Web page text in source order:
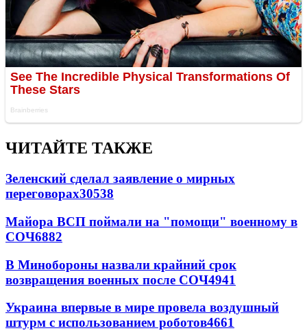
ЧИТАЙТЕ ТАКЖЕ
Зеленский сделал заявление о мирных
переговорах30538
Майора ВСП поймали на "помощи" военному в
СОЧ6882
В Минобороны назвали крайний срок
возвращения военных после СОЧ4941
Украина впервые в мире провела воздушный
штурм с использованием роботов4661